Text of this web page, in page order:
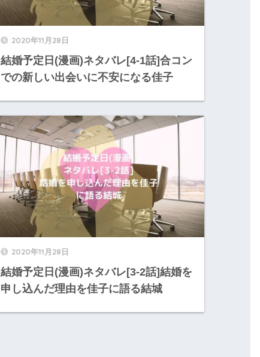
2020年11月28日
結婚予定日(漫画)ネタバレ[4-1話]合コン
での新しい出会いに不安になる佳子
2020年11月28日
結婚予定日(漫画)ネタバレ[3-2話]結婚を
申し込んだ理由を佳子に語る結城